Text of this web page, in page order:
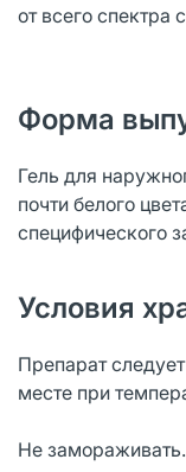
от всего спектра
Форма
Гель для
почти белого
специфического
Условия
Препарат
месте при
Не замораживать.